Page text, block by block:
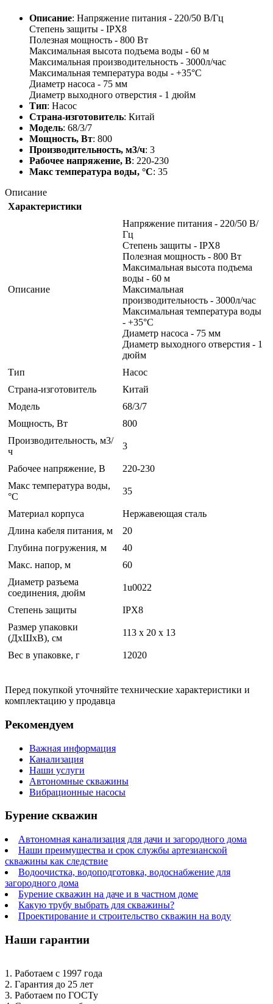
Описание: Напряжение питания - 220/50 В/Гц
Степень защиты - IPX8
Полезная мощность - 800 Вт
Максимальная высота подъема воды - 60 м
Максимальная производительность - 3000л/час
Максимальная температура воды - +35°С
Диаметр насоса - 75 мм
Диаметр выходного отверстия - 1 дюйм
Тип: Насос
Страна-изготовитель: Китай
Модель: 68/3/7
Мощность, Вт: 800
Производительность, м3/ч: 3
Рабочее напряжение, В: 220-230
Макс температура воды, °С: 35
Описание
Характеристики
Описание
Напряжение питания - 220/50 В/
Гц
Степень защиты - IPX8
Полезная мощность - 800 Вт
Максимальная высота подъема
воды - 60 м
Максимальная
производительность - 3000л/час
Максимальная температура воды
- +35°С
Диаметр насоса - 75 мм
Диаметр выходного отверстия - 1
дюйм
Тип
Насос
Страна-изготовитель
Китай
Модель
68/3/7
Мощность, Вт
800
Производительность, м3/
ч
3
Рабочее напряжение, В
220-230
Макс температура воды,
°С
35
Материал корпуса
Нержавеющая сталь
Длина кабеля питания, м
20
Глубина погружения, м
40
Макс. напор, м
60
Диаметр разъема
соединения, дюйм
1u0022
Степень защиты
IPX8
Размер упаковки
(ДхШхВ), см
113 x 20 x 13
Вес в упаковке, г 12020
Перед покупкой уточняйте технические характеристики и
комплектацию у продавца
Рекомендуем
Важная информация
Канализация
Наши услуги
Автономные скважины
Вибрационные насосы
Бурение скважин
Автономная канализация для дачи и загородного дома
Наши преимущества и срок службы артезианской
скважины как следствие
Водоочистка, водоподготовка, водоснабжение для
загородного дома
Бурение скважин на даче и в частном доме
Какую трубу выбрать для скважины?
Проектирование и строительство скважин на воду
Наши гарантии
1. Работаем с 1997 года
2. Гарантия до 25 лет
3. Работаем по ГОСТу